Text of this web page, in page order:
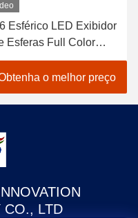
Esférico LED Exibidor
Esferas Full Color
Made
o melhor preço
CO., LTD